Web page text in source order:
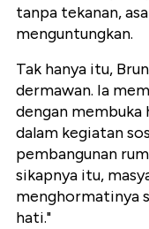
tanpa tekanan,
menguntungkan.
Tak hanya itu,
dermawan. Ia
dengan
dalam kegiatan
pembangunan
sikapnya itu,
menghormatinya
hati."